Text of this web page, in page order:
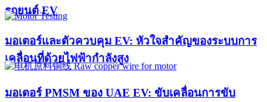
รถยนต์ EV
มอเตอร์และตัวควบคุม EV: หัวใจสำคัญของระบบการ
เคลื่อนที่ด้วยไฟฟ้ากำลังสูง
มอเตอร์ PMSM ของ UAE EV: ขับเคลื่อนการขับ